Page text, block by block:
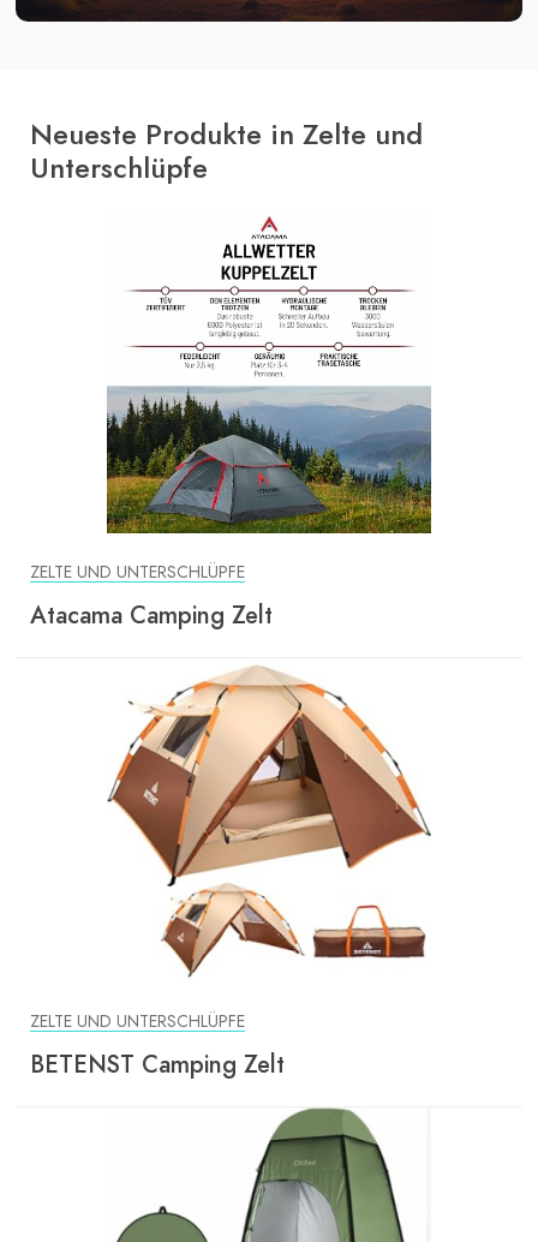
Neueste Produkte in Zelte und
Unterschlüpfe
ZELTE UND UNTERSCHLÜPFE
Atacama Camping Zelt
ZELTE UND UNTERSCHLÜPFE
BETENST Camping Zelt